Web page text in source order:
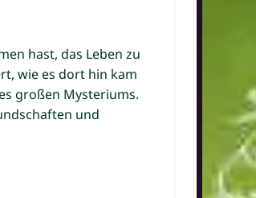
hast, das Leben zu
wie es dort hin kam
großen Mysteriums.
und